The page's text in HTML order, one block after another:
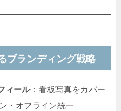
ブランディング戦略
ィール：看板写真をカバー
・オフライン統一